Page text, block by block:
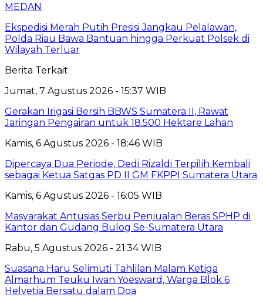
MEDAN
Ekspedisi Merah Putih Presisi Jangkau Pelalawan,
Polda Riau Bawa Bantuan hingga Perkuat Polsek di
Wilayah Terluar
Berita Terkait
Jumat, 7 Agustus 2026 - 15:37 WIB
Gerakan Irigasi Bersih BBWS Sumatera II, Rawat
Jaringan Pengairan untuk 18.500 Hektare Lahan
Kamis, 6 Agustus 2026 - 18:46 WIB
Dipercaya Dua Periode, Dedi Rizaldi Terpilih Kembali
sebagai Ketua Satgas PD II GM FKPPI Sumatera Utara
Kamis, 6 Agustus 2026 - 16:05 WIB
Masyarakat Antusias Serbu Penjualan Beras SPHP di
Kantor dan Gudang Bulog Se-Sumatera Utara
Rabu, 5 Agustus 2026 - 21:34 WIB
Suasana Haru Selimuti Tahlilan Malam Ketiga
Almarhum Teuku Iwan Yoesward, Warga Blok 6
Helvetia Bersatu dalam Doa